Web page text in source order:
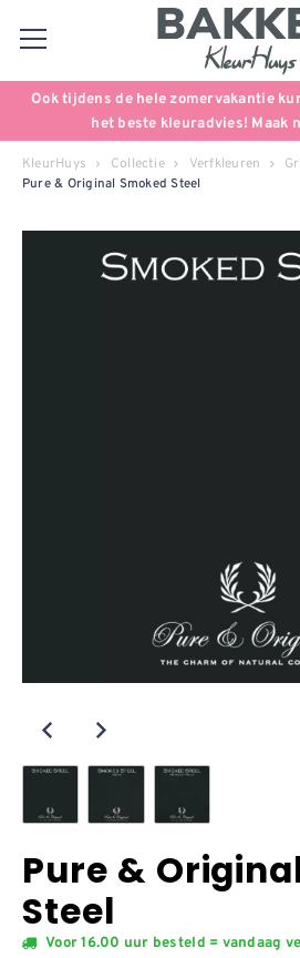
Ook tijdens de hele zomervakantie
het beste kleuradvies! Maak
KleurHuys Collectie Verfkleuren
Pure & Original Smoked Steel
Pure &
Steel
Voor 16.00 uur besteld = vandaag